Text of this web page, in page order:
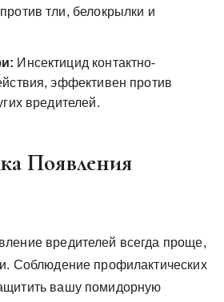
тли, белокрылки и
Инсектицид контактно-
эффективен против
вредителей.
Появления
вредителей всегда проще,
Соблюдение профилактических
вашу помидорную